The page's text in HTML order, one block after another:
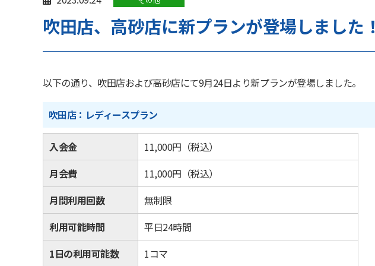
吹田店、高砂店に新プランが登場しました！
以下の通り、吹田店および高砂店にて9月24日より新プランが登場しました。
吹田店：レディースプラン
入会金 11,000円（税込）
月会費
11,000円（税込）
月間利用回数
無制限
利用可能時間
平日24時間
1日の利用可能数
1コマ